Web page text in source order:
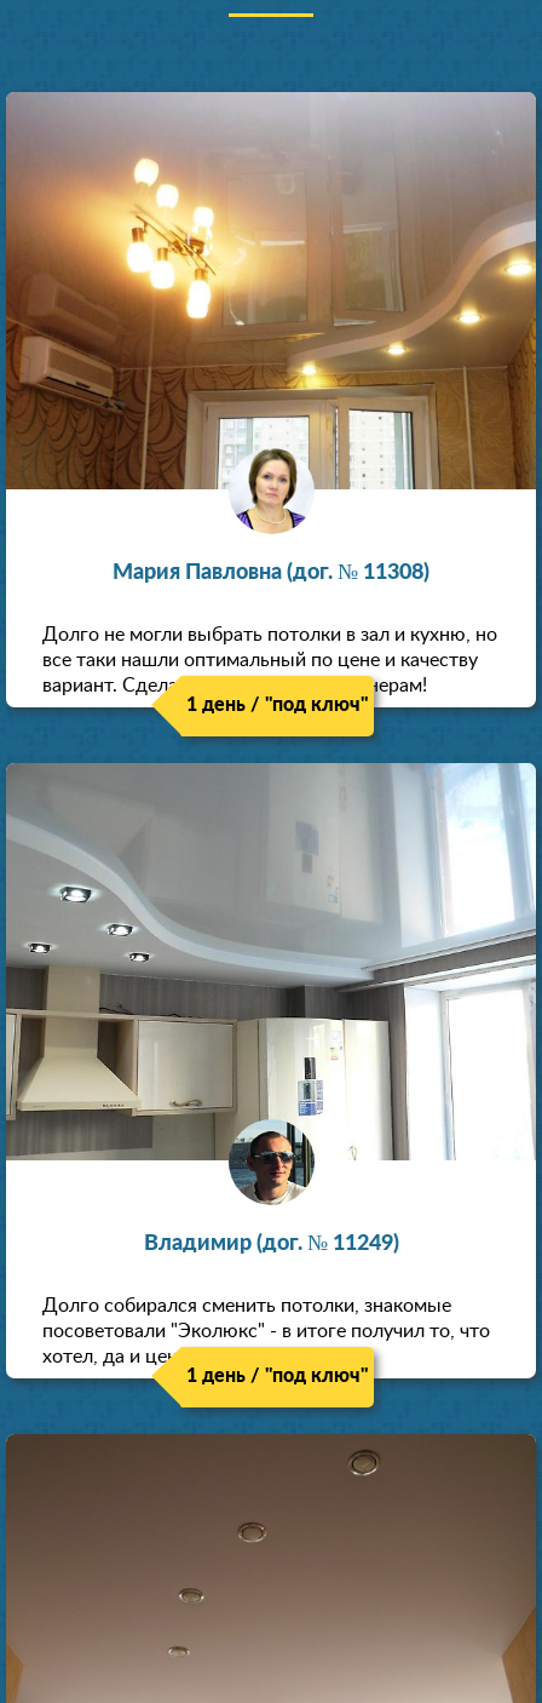
Мария Павловна (дог. № 11308)
Долго не могли выбрать потолки в зал и кухню, но
все таки нашли оптимальный по цене и качеству
вариант. Сделали скидку как пенсионерам!
1 день / "под ключ"
Владимир (дог. № 11249)
Долго собирался сменить потолки, знакомые
посоветовали "Эколюкс" - в итоге получил то, что
хотел, да и цена нормальная.
1 день / "под ключ"